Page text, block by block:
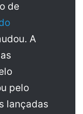
de
A
pelo
lançadas